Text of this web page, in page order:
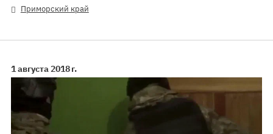
Приморский край
1 августа 2018 г.